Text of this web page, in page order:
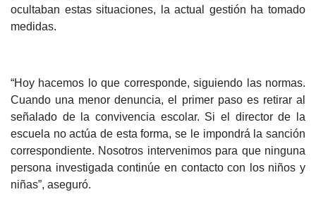
ocultaban estas situaciones, la actual gestión ha tomado
medidas.
“Hoy hacemos lo que corresponde, siguiendo las normas.
Cuando una menor denuncia, el primer paso es retirar al
señalado de la convivencia escolar. Si el director de la
escuela no actúa de esta forma, se le impondrá la sanción
correspondiente. Nosotros intervenimos para que ninguna
persona investigada continúe en contacto con los niños y
niñas”, aseguró.